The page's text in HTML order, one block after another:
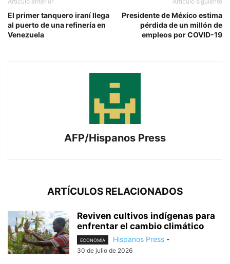
El primer tanquero iraní llega
al puerto de una refinería en
Venezuela
Presidente de México estima
pérdida de un millón de
empleos por COVID-19
AFP/Hispanos Press
ARTÍCULOS RELACIONADOS
Reviven cultivos indígenas para
enfrentar el cambio climático
ECONOMÍA Hispanos Press -
30 de julio de 2026